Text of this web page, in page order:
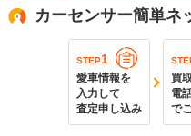
カーセンサー簡単ネ
STEP1
愛車情報を
入力して
査定申し込み
買
電
で